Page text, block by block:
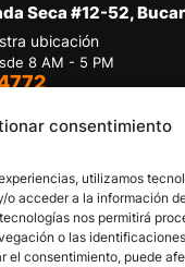
consentimiento
utilizamos
o acceder a la información
nos permitirá
o las
el consentimiento, puede
Seca #12-52,
ubicación
8 AM - 5 PM
WhatsApp
Políticas de privacidad